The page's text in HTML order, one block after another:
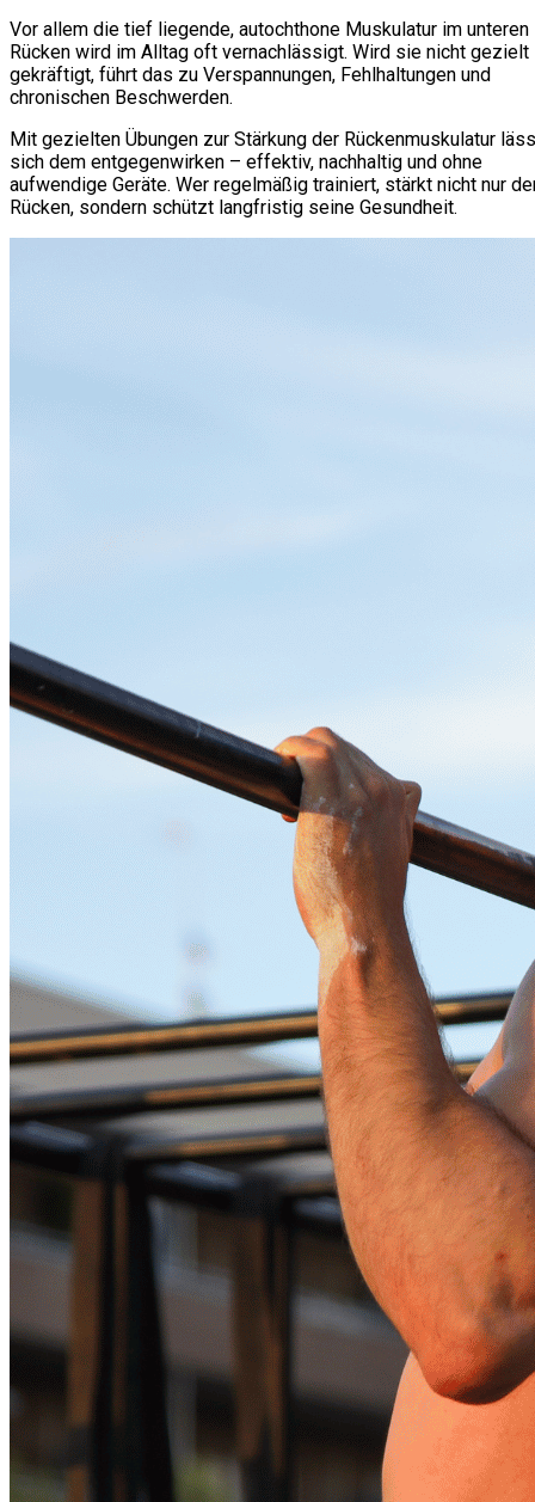
Vor allem die tief liegende, autochthone Muskulatur im unteren
Rücken wird im Alltag oft vernachlässigt. Wird sie nicht gezielt
gekräftigt, führt das zu Verspannungen, Fehlhaltungen und
chronischen Beschwerden.
Mit gezielten Übungen zur Stärkung der Rückenmuskulatur
sich dem entgegenwirken – effektiv, nachhaltig und ohne
aufwendige Geräte. Wer regelmäßig trainiert, stärkt nicht nur
Rücken, sondern schützt langfristig seine Gesundheit.